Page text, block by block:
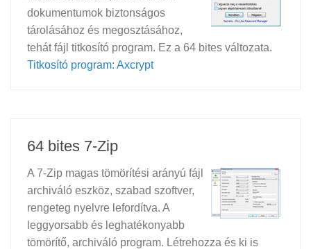
dokumentumok biztonságos
tárolásához és megosztásához,
tehát fájl titkosító program. Ez a 64 bites változata.
Titkosító program: Axcrypt
64 bites 7-Zip
A 7-Zip magas tömörítési arányú fájl
archiváló eszköz, szabad szoftver,
rengeteg nyelvre lefordítva. A
leggyorsabb és leghatékonyabb
tömörítő, archiváló program. Létrehozza és ki is